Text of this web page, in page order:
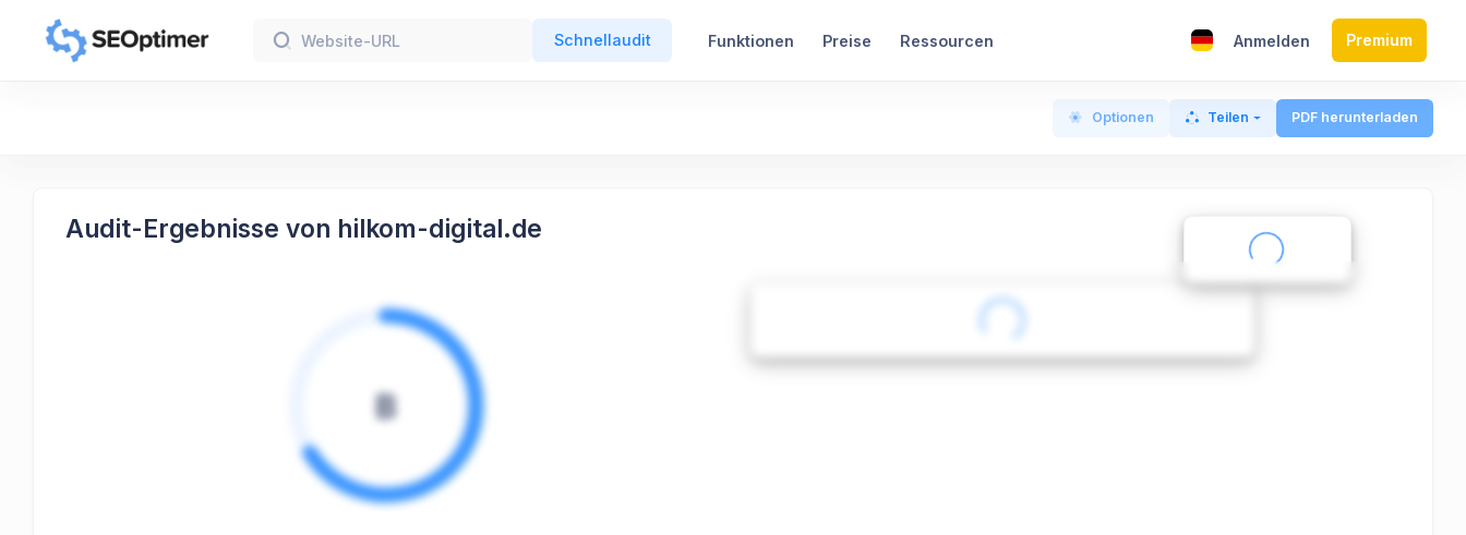
Schnellaudit Funktionen Preise Ressourcen Anmelden Premium
Optionen Teilen PDF herunterladen
Audit-Ergebnisse von hilkom-digital.de
B